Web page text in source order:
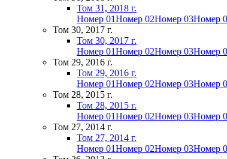
Том 31, 2018 г.
Номер 01Номер 02Номер 03Номер
Том 30, 2017 г.
Том 30, 2017 г.
Номер 01Номер 02Номер 03Номер
Том 29, 2016 г.
Том 29, 2016 г.
Номер 01Номер 02Номер 03Номер
Том 28, 2015 г.
Том 28, 2015 г.
Номер 01Номер 02Номер 03Номер
Том 27, 2014 г.
Том 27, 2014 г.
Номер 01Номер 02Номер 03Номер